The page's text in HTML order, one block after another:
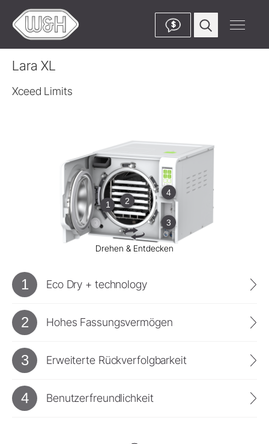
$
Lara XL
Xceed Limits
1 2
3
4
Drehen & Entdecken
1 Eco Dry + technology
2 Hohes Fassungsvermögen
3 Erweiterte Rückverfolgbarkeit
4 Benutzerfreundlichkeit